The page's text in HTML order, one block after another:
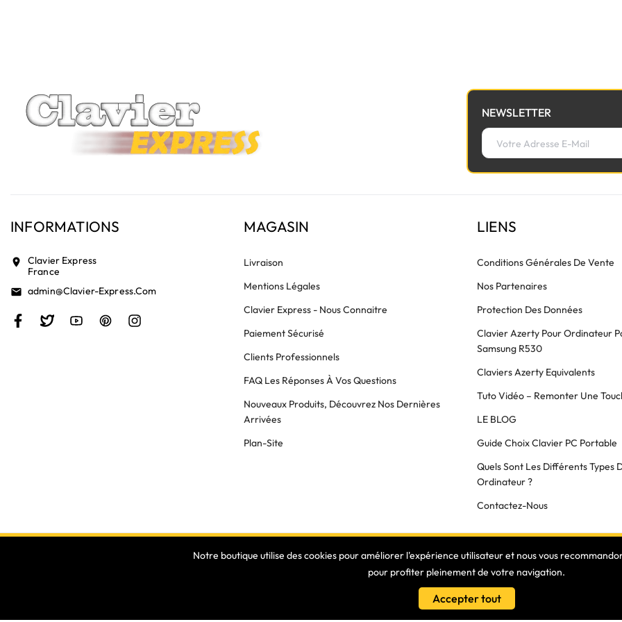
Notre boutique utilise des cookies pour améliorer l'expérience utilisateur et nous vous
pour profiter pleinement de votre navigation.
Accepter tout
NEWSLETTER
INFORMATIONS
location_on
Clavier Express
France
email Admin@clavier-Express.com
MAGASIN
Livraison
Mentions Légales
Clavier Express - Nous Connaitre
Paiement Sécurisé
Clients Professionnels
FAQ Les Réponses À Vos Questions
Nouveaux Produits, Découvrez Nos Dernières
Arrivées
Plan-Site
LIENS
Conditions Générales De Vente
Nos Partenaires
Protection Des Données
Clavier Azerty Pour Ordinateur
Samsung R530
Claviers Azerty Equivalents
Tuto Vidéo – Remonter Une
LE BLOG
Guide Choix Clavier PC Portable
Quels Sont Les Différents Types
Ordinateur ?
Contactez-Nous
COPYRIGHT © 2025 Clavier Express